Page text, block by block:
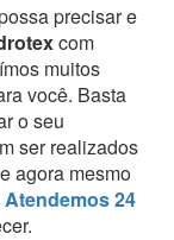
precisar e
com
muitos
você. Basta
o seu
ser realizados
agora mesmo
Atendemos 24